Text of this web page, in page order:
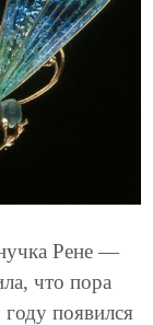
Рене —
что пора
появился